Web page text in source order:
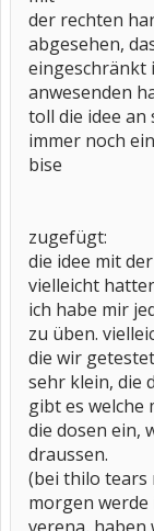
der rechten
abgesehen,
eingeschränkt
anwesenden
toll die idee an
immer noch
bise
zugefügt:
die idee mit
vielleicht
ich habe mir
zu üben.
die wir
sehr klein, die
gibt es welche
die dosen ein,
draussen.
(bei thilo tears
morgen werde